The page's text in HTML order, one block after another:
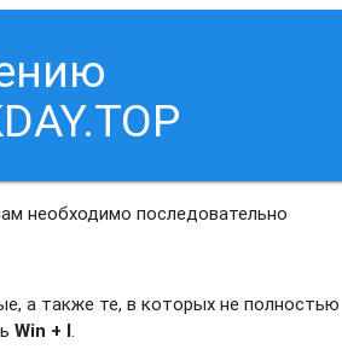
необходимо последовательно
а также те, в которых не полностью
Win + I